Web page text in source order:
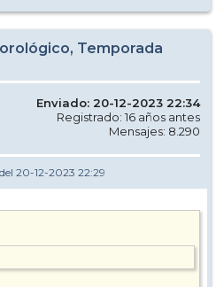
Temporada
Enviado: 20-12-2023 22:34
Registrado: 16 años antes
Mensajes: 8.290
del 20-12-2023 22:29